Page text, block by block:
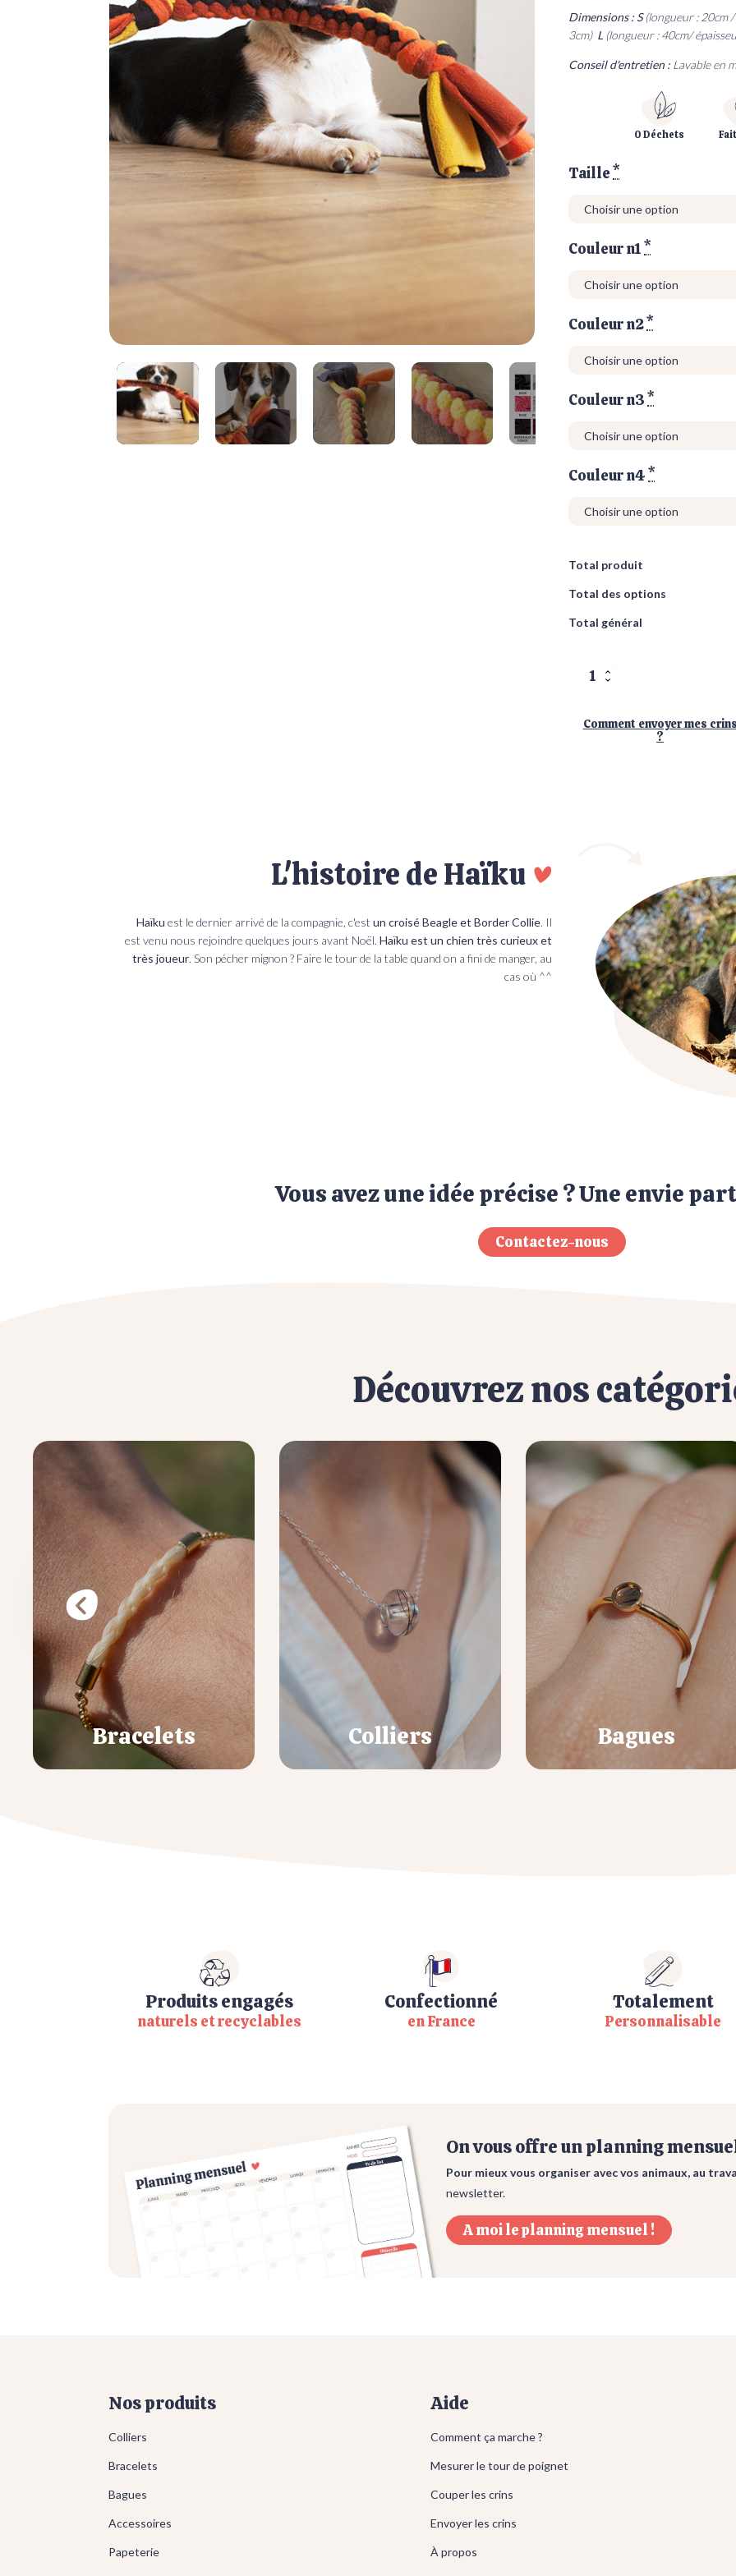
Découvrez
Les Bracelets
Découvrez
Les jouets pour chiens
Découvrez
Les sacs
Comment
couper les crins
Dimensions : S(longueur : 20cm
3cm) L (longueur : 40cm/
Conseil d'entretien : Lavable en
0 Déchets
Taille*
Couleur n1*
Couleur n2*
Couleur n3*
Couleur n4*
Total produit
Total des options
Total général
quantité
HaïkuComment envoyer mes
?
L'histoire de Haïku
Haïku est le dernier arrivé de la compagnie, c'est un croisé Beagle et Border Collie. Il
est venu nous rejoindre quelques jours avant Noël. Haïku est un chien très curieux et
très joueur. Son pécher mignon ? Faire le tour de la table quand on a fini de manger, au
cas où ^^
Vous avez une idée précise ? Une envie
Contactez-nous
Découvrez nos
Bracelets Colliers Bagues
Produits engagés
naturels et recyclables
Confectionné
en France
Totalement
Personnalisable
On vous offre un planning
Pour mieux vous organiser avec vos animaux, au
newsletter.
A moi le planning mensuel !
Nos produits
Colliers
Bracelets
Bagues
Accessoires
Papeterie
Aide
Comment ça marche ?
Mesurer le tour de poignet
Couper les crins
Envoyer les crins
À propos